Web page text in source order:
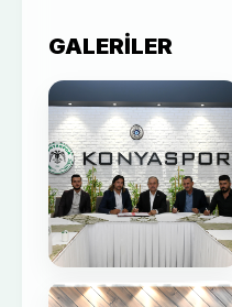
GALERILER